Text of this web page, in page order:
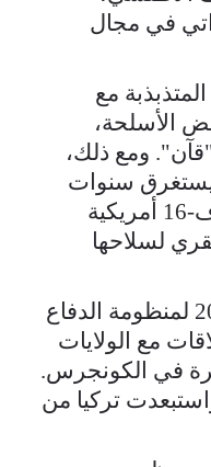
في مجال
مع
الأسلحة،
​ومع ذلك،
سنوات
قبل أن تحل محل ​طائرات إف-16 أمريكية
لسلاحها
وتسببت حيازة تركيا عام 2019 لمنظومة الدفاع
مع الولايات
في الكونجرس.
تركيا من